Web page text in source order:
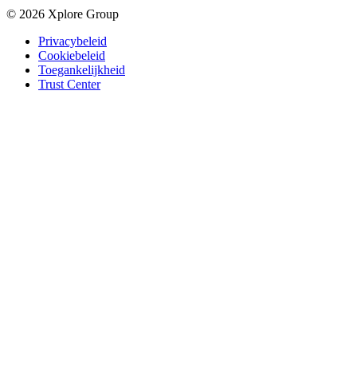
© 2026 Xplore Group
Privacybeleid
Cookiebeleid
Toegankelijkheid
Trust Center